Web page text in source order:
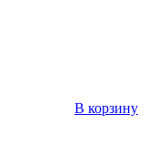
В корзину